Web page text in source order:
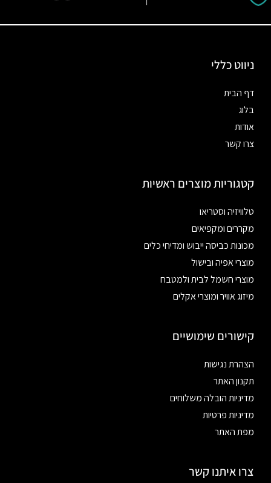
ניווט כללי
דף הבית
בלוג
אודות
צרו קשר
קטגוריות מוצרים ראשיות
טלוויזיה וסטריאו
מקררים ומקפיאים
מכונות כביסה ייבוש ומדיחי כלים
מוצרי אפיה ובישול
מוצרי חשמל לבית ולמטבח
מיזוג אוויר ומוצרי אקלים
קישורים שימושיים
הצהרת נגישות
תקנון האתר
מדיניות הובלה משלוחים
מדיניות פרטיות
מפת האתר
צרו איתנו קשר